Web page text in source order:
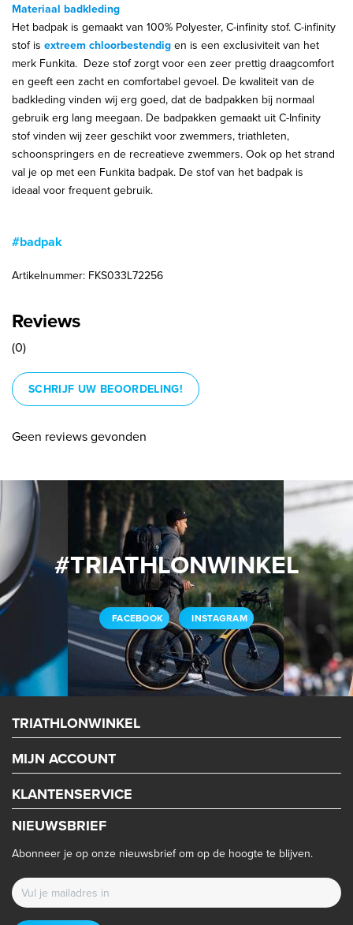
Materiaal badkleding
Het badpak is gemaakt van 100% Polyester, C-infinity stof. C-infinity
stof is extreem chloorbestendigen is een exclusiviteit van het
merk Funkita. Deze stof zorgt voor een zeer prettig draagcomfort
en geeft een zacht en comfortabel gevoel. De kwaliteit van de
badkleding vinden wij erg goed, dat de badpakken bij normaal
gebruik erg lang meegaan. De badpakken gemaakt uit C-Infinity
stof vinden wij zeer geschikt voor zwemmers, triathleten,
schoonspringers en de recreatieve zwemmers. Ook op het strand
val je op met een Funkita badpak. De stof van het badpak is
ideaal voor frequent gebruik.
#badpak
Artikelnummer: FKS033L72256
Reviews
(0)
SCHRIJF UW BEOORDELING!
Geen reviews gevonden
#TRIATHLONWINKEL
FACEBOOK INSTAGRAM
TRIATHLONWINKEL
MIJN ACCOUNT
KLANTENSERVICE
NIEUWSBRIEF
Abonneer je op onze nieuwsbrief om op de hoogte te blijven.